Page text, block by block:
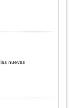
nuevas